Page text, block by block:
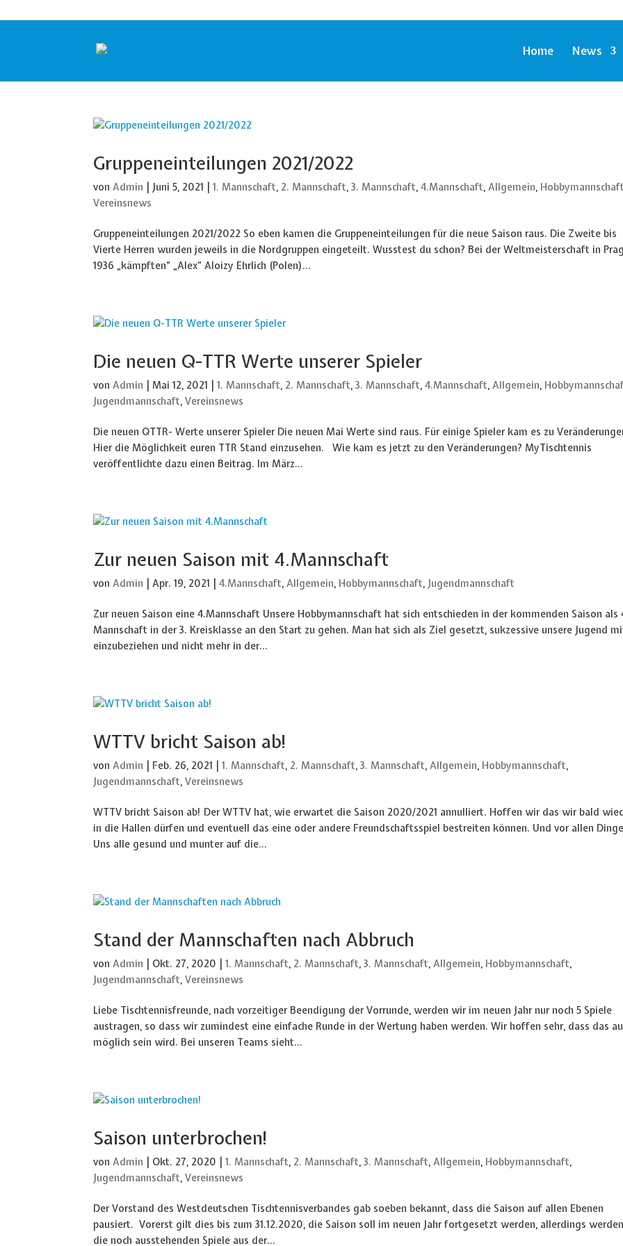
Home News
Gruppeneinteilungen 2021/2022
vonAdmin Juni 5, 2021 |1. Mannschaft, 2. Mannschaft,3. Mannschaft,4.Mannschaft,Allgemein, Hobbymannschaft
Vereinsnews
Gruppeneinteilungen 2021/2022 So eben kamen die Gruppeneinteilungen für die neue Saison raus. Die Zweite bis
Vierte Herren wurden jeweils in die Nordgruppen eingeteilt. Wusstest du schon? Bei der Weltmeisterschaft in Prag
1936 „kämpften“ „Alex“ Aloizy Ehrlich (Polen)...
Die neuen Q-TTR Werte unserer Spieler
vonAdmin Mai 12, 2021 |1. Mannschaft, 2. Mannschaft,3. Mannschaft,4.Mannschaft,Allgemein,
Jugendmannschaft,Vereinsnews
Die neuen QTTR- Werte unserer Spieler Die neuen Mai Werte sind raus. Für einige Spieler kam es zu
Hier die Möglichkeit euren TTR Stand einzusehen. Wie kam es jetzt zu den Veränderungen? MyTischtennis
veröffentlichte dazu einen Beitrag. Im März...
Zur neuen Saison mit 4.Mannschaft
vonAdmin |Apr. 19, 2021 |4.Mannschaft,Allgemein, Hobbymannschaft, Jugendmannschaft
Zur neuen Saison eine 4.Mannschaft Unsere Hobbymannschaft hat sich entschieden in der kommenden Saison als
Mannschaft in der 3. Kreisklasse an den Start zu gehen. Man hat sich als Ziel gesetzt, sukzessive unsere Jugend
einzubeziehen und nicht mehr in der...
WTTV bricht Saison ab!
vonAdmin Feb. 26, 2021 |1. Mannschaft, 2. Mannschaft,3. Mannschaft,Allgemein, Hobbymannschaft,
Jugendmannschaft,Vereinsnews
WTTV bricht Saison ab! Der WTTV hat, wie erwartet die Saison 2020/2021 annulliert. Hoffen wir das wir bald
in die Hallen dürfen und eventuell das eine oder andere Freundschaftsspiel bestreiten können. Und vor allen
Uns alle gesund und munter auf die...
Stand der Mannschaften nach Abbruch
vonAdmin Okt. 27, 2020 |1. Mannschaft, 2. Mannschaft,3. Mannschaft,Allgemein, Hobbymannschaft,
Jugendmannschaft,Vereinsnews
Liebe Tischtennisfreunde, nach vorzeitiger Beendigung der Vorrunde, werden wir im neuen Jahr nur noch 5 Spiele
austragen, so dass wir zumindest eine einfache Runde in der Wertung haben werden. Wir hoffen sehr, dass das
möglich sein wird. Bei unseren Teams sieht...
Saison unterbrochen!
vonAdmin Okt. 27, 2020 |1. Mannschaft, 2. Mannschaft,3. Mannschaft,Allgemein, Hobbymannschaft,
Jugendmannschaft,Vereinsnews
Der Vorstand des Westdeutschen Tischtennisverbandes gab soeben bekannt, dass die Saison auf allen Ebenen
pausiert. Vorerst gilt dies bis zum 31.12.2020, die Saison soll im neuen Jahr fortgesetzt werden, allerdings
die noch ausstehenden Spiele aus der...